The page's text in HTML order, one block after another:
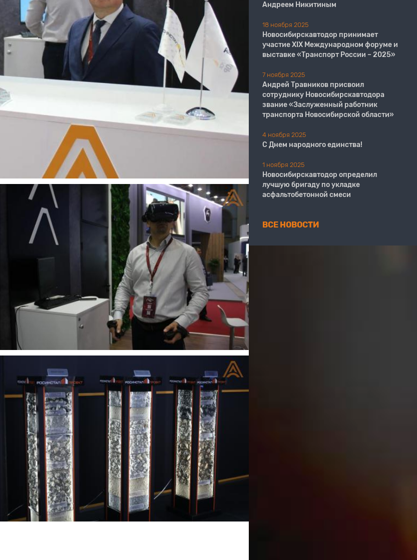
Андреем Никитиным
18 ноября 2025
Новосибирскавтодор принимает
участие XIX Международном форуме и
выставке «Транспорт России – 2025»
7 ноября 2025
Андрей Травников присвоил
сотруднику Новосибирскавтодора
звание «Заслуженный работник
транспорта Новосибирской области»
4 ноября 2025
С Днем народного единства!
1 ноября 2025
Новосибирскавтодор определил
лучшую бригаду по укладке
асфальтобетонной смеси
ВСЕ НОВОСТИ